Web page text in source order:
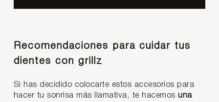
Recomendaciones para cuidar tus
dientes con grillz
Si has decidido colocarte estos accesorios para
hacer tu sonrisa más llamativa, te hacemosuna